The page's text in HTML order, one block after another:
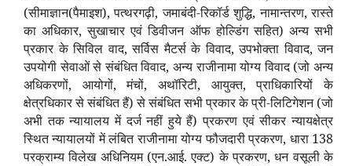
(सीमाज्ञान(पैमाइश), पत्थरगढ़ी, जमाबंदी-रिकॉर्ड शुद्धि, नामान्तरण, रास्ते
का अधिकार, सुखाचार एवं डिवीजन ऑफ होल्डिंग सहित) अन्य सभी
प्रकार के सिविल वाद, सर्विस मैटर्स के विवाद, उपभोक्ता विवाद, जन
उपयोगी सेवाओं से संबंधित विवाद, अन्य राजीनामा योग्य विवाद (जो अन्य
अधिकरणों, आयोगों, मंचों, अथॉरिटी, आयुक्त, प्राधिकारियों के
क्षेत्रधिकार से संबंधित हैं) से संबंधित सभी प्रकार के प्री-लिटिगेशन (जो
अभी तक न्यायालय में दर्ज नहीं हुये हैं) प्रकरण एवं सीकर न्यायक्षेत्र
स्थित न्यायालयों में लंबित राजीनामा योग्य फौजदारी प्रकरण, धारा 138
परक्राम्य विलेख अधिनियम (एन.आई. एक्ट) के प्रकरण, धन वसूली के